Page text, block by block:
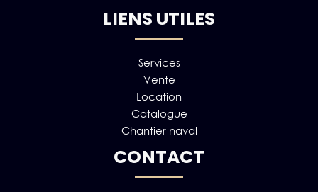
LIENS UTILES
Services
Vente
Location
Catalogue
Chantier naval
CONTACT